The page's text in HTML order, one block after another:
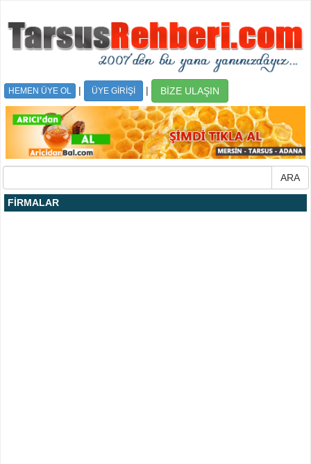
HEMEN ÜYE OL | ÜYE GİRİŞİ | BİZE ULAŞIN
FİRMALAR